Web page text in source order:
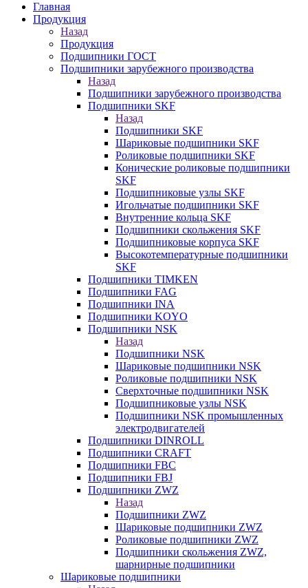
Главная
Продукция
Назад
Продукция
Подшипники ГОСТ
Подшипники зарубежного производства
Назад
Подшипники зарубежного производства
Подшипники SKF
Назад
Подшипники SKF
Шариковые подшипники SKF
Роликовые подшипники SKF
Конические роликовые подшипники
SKF
Подшипниковые узлы SKF
Игольчатые подшипники SKF
Внутренние кольца SKF
Подшипники скольжения SKF
Подшипниковые корпуса SKF
Высокотемпературные подшипники
SKF
Подшипники TIMKEN
Подшипники FAG
Подшипники INA
Подшипники KOYO
Подшипники NSK
Назад
Подшипники NSK
Шариковые подшипники NSK
Роликовые подшипники NSK
Сверхточные подшипники NSK
Подшипниковые узлы NSK
Подшипники NSK промышленных
электродвигателей
Подшипники DINROLL
Подшипники CRAFT
Подшипники FBC
Подшипники FBJ
Подшипники ZWZ
Назад
Подшипники ZWZ
Шариковые подшипники ZWZ
Роликовые подшипники ZWZ
Подшипники скольжения ZWZ,
шарнирные подшипники
Шариковые подшипники